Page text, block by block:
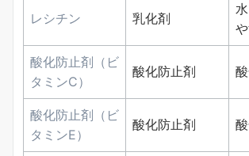
レシチン 乳化剤
酸化防止剤（ビ
タミンC）
酸化防止剤
酸化防止剤（ビ
タミンE）
酸化防止剤